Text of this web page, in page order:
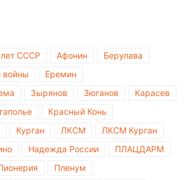
СССР Афонин
Берулава
войны
Еремин
Зырянов Зюганов
Карасев
Красный Конь
Курган ЛКСМ
ЛКСМ Курган
Надежда России
ПЛАЦДАРМ
Пленум